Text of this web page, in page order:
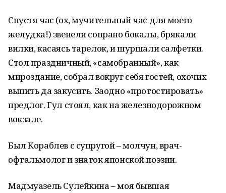
Спустя час (ох, мучительный час для моего
желудка!) звенели сопрано бокалы, брякали
вилки, касаясь тарелок, и шуршали салфетки.
Стол праздничный, «самобранный», как
мироздание, собрал вокруг себя гостей, охочих
выпить да закусить. Заодно «протостировать»
предлог. Гул стоял, как на железнодорожном
вокзале.
Был Кораблев с супругой – молчун, врач-
офтальмолог и знаток японской поэзии.
Мадмуазель Сулейкина – моя бывшая